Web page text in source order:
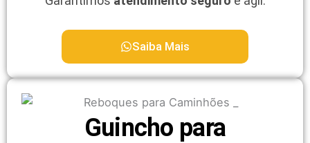
Saiba Mais
Guincho para